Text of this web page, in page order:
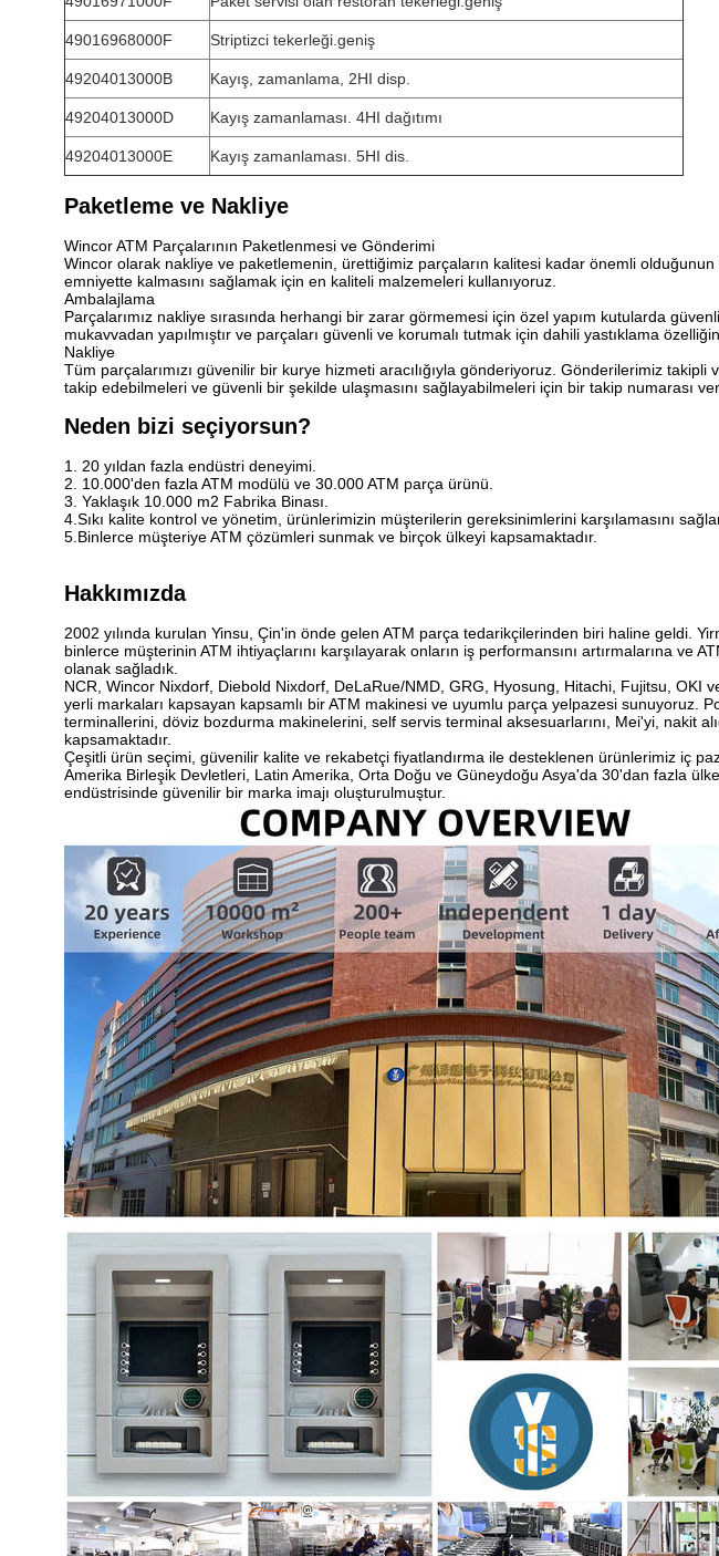
49016968000F Striptizci tekerleği.geniş
49204013000B Kayış, zamanlama, 2HI disp.
49204013000D Kayış zamanlaması. 4HI dağıtımı
49204013000E Kayış zamanlaması. 5HI dis.
Paketleme ve Nakliye
Wincor ATM Parçalarının Paketlenmesi ve Gönderimi
Wincor olarak nakliye ve paketlemenin, ürettiğimiz parçaların kalitesi kadar önemli olduğunun
emniyette kalmasını sağlamak için en kaliteli malzemeleri kullanıyoruz.
Ambalajlama
Parçalarımız nakliye sırasında herhangi bir zarar görmemesi için özel yapım kutularda
mukavvadan yapılmıştır ve parçaları güvenli ve korumalı tutmak için dahili yastıklama
Nakliye
Tüm parçalarımızı güvenilir bir kurye hizmeti aracılığıyla gönderiyoruz. Gönderilerimiz
takip edebilmeleri ve güvenli bir şekilde ulaşmasını sağlayabilmeleri için bir takip numarası
Neden bizi seçiyorsun?
1. 20 yıldan fazla endüstri deneyimi.
2. 10.000'den fazla ATM modülü ve 30.000 ATM parça ürünü.
3. Yaklaşık 10.000 m2 Fabrika Binası.
4.Sıkı kalite kontrol ve yönetim, ürünlerimizin müşterilerin gereksinimlerini karşılamasını
5.Binlerce müşteriye ATM çözümleri sunmak ve birçok ülkeyi kapsamaktadır.
Hakkımızda
2002 yılında kurulan Yinsu, Çin'in önde gelen ATM parça tedarikçilerinden biri haline geldi.
binlerce müşterinin ATM ihtiyaçlarını karşılayarak onların iş performansını artırmalarına ve
olanak sağladık.
NCR, Wincor Nixdorf, Diebold Nixdorf, DeLaRue/NMD, GRG, Hyosung, Hitachi, Fujitsu, OKI
yerli markaları kapsayan kapsamlı bir ATM makinesi ve uyumlu parça yelpazesi sunuyoruz.
terminallerini, döviz bozdurma makinelerini, self servis terminal aksesuarlarını, Mei'yi, nakit
kapsamaktadır.
Çeşitli ürün seçimi, güvenilir kalite ve rekabetçi fiyatlandırma ile desteklenen ürünlerimiz iç
Amerika Birleşik Devletleri, Latin Amerika, Orta Doğu ve Güneydoğu Asya'da 30'dan fazla
endüstrisinde güvenilir bir marka imajı oluşturulmuştur.